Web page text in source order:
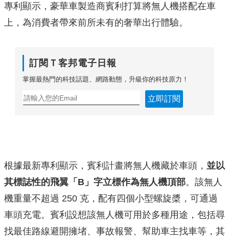
專利顯示，豪華車製造商賓利打算將無人機搭配在車
上，為消費者帶來前所未有的奢華出行體驗。
訂閱Ｔ客邦電子日報
掌握最熱門的科技話題、網路動態，升級你的科技原力！
立即訂閱
根據最新專利顯示，賓利計畫將無人機藏於車頭， 並以
其標誌性的飛翼「B」字立標作為無人機頂部。該無人
機重量不超過 250 克，配有四個小型螺旋槳，可通過
車頭充電。賓利設想該無人機可用於多種用途，包括尋
找最佳路線避開擁堵、事故報警、幫助車主找車等，其